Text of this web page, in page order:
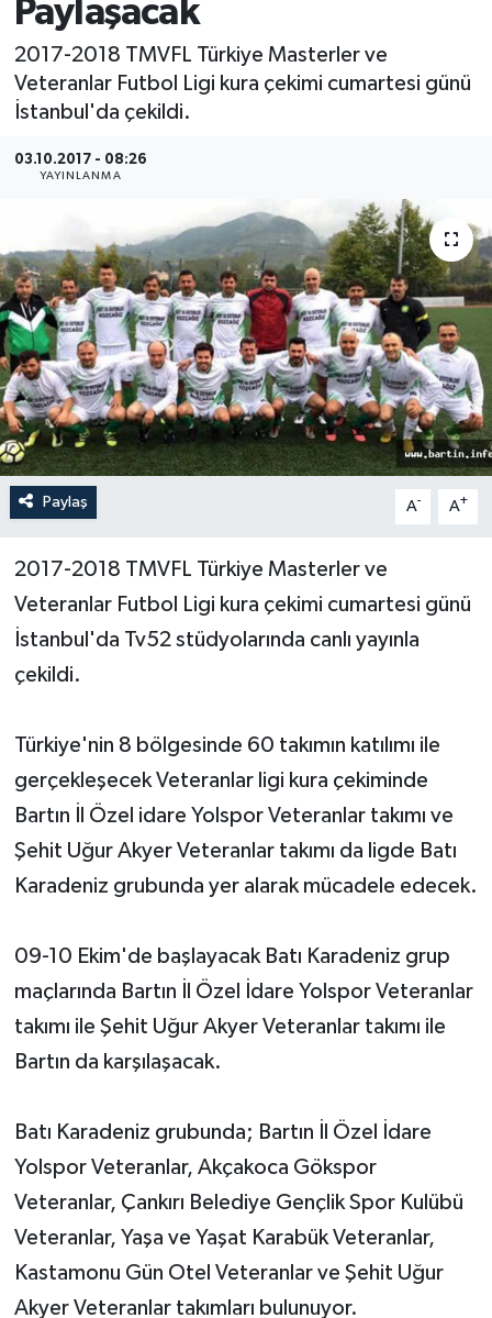
Paylaşacak
2017-2018 TMVFL Türkiye Masterler ve
Veteranlar Futbol Ligi kura çekimi cumartesi günü
İstanbul'da çekildi.
03.10.2017 - 08:26
YAYINLANMA
Paylaş A- A+
2017-2018 TMVFL Türkiye Masterler ve
Veteranlar Futbol Ligi kura çekimi cumartesi günü
İstanbul'da Tv52 stüdyolarında canlı yayınla
çekildi.
Türkiye'nin 8 bölgesinde 60 takımın katılımı ile
gerçekleşecek Veteranlar ligi kura çekiminde
Bartın İl Özel idare Yolspor Veteranlar takımı ve
Şehit Uğur Akyer Veteranlar takımı da ligde Batı
Karadeniz grubunda yer alarak mücadele edecek.
09-10 Ekim'de başlayacak Batı Karadeniz grup
maçlarında Bartın İl Özel İdare Yolspor Veteranlar
takımı ile Şehit Uğur Akyer Veteranlar takımı ile
Bartın da karşılaşacak.
Batı Karadeniz grubunda; Bartın İl Özel İdare
Yolspor Veteranlar, Akçakoca Gökspor
Veteranlar, Çankırı Belediye Gençlik Spor Kulübü
Veteranlar, Yaşa ve Yaşat Karabük Veteranlar,
Kastamonu Gün Otel Veteranlar ve Şehit Uğur
Akyer Veteranlar takımları bulunuyor.
Sağlık
Sinema
Siyaset
Spor
Tarım
Turizm
Yaşam
DÜNYA